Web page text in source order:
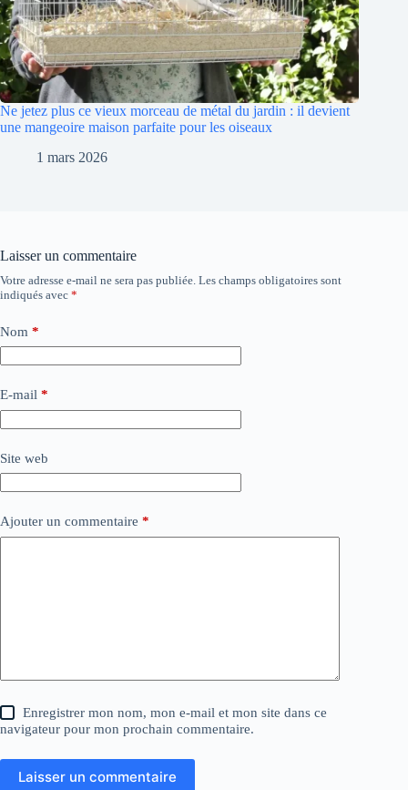
Ne jetez plus ce vieux morceau de métal du jardin : il devient
une mangeoire maison parfaite pour les oiseaux
1 mars 2026
Laisser un commentaire
Votre adresse e-mail ne sera pas publiée. Les champs obligatoires sont
indiqués avec *
Nom *
E-mail *
Site web
Ajouter un commentaire *
Enregistrer mon nom, mon e-mail et mon site dans ce
navigateur pour mon prochain commentaire.
Laisser un commentaire